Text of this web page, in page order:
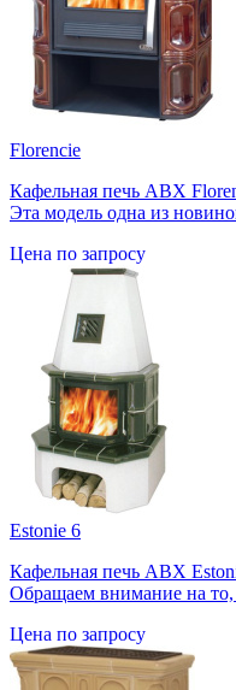
Florencie
Кафельная печь ABX
Эта модель одна из
Цена по запросу
Estonie 6
Кафельная печь ABX
Обращаем внимание на
Цена по запросу